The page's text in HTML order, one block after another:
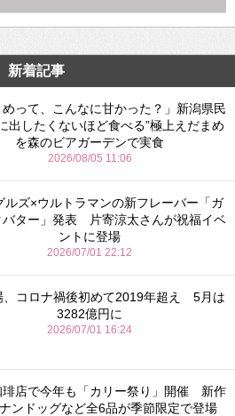
新着記事
めって、こんなに甘かった？」新潟県民
出したくないほど食べる”極上えだまめ
を森のビアガーデンで実食
2026/08/05 11:06
ルズ×ウルトラマンの新フレーバー「ガ
バター」発表 片寄涼太さんが祝福イベ
ントに登場
2026/07/01 22:12
、コロナ禍後初めて2019年超え 5月は
3282億円に
2026/07/01 16:24
琲店で今年も「カリー祭り」開催 新作
ンドッグなど全6品が季節限定で登場